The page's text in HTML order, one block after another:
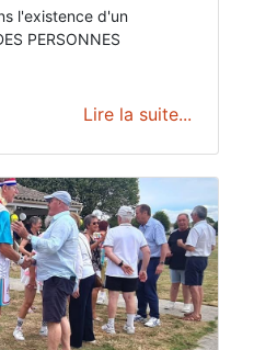
l'existence d'un
PERSONNES
Lire la suite...